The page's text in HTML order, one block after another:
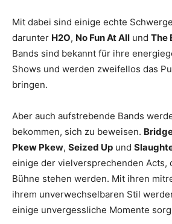
Mit dabei sind einige echte
darunter H2O, No Fun At All und The
Bands sind bekannt für ihre
Shows und werden zweifellos das
bringen.
Aber auch aufstrebende Bands
bekommen, sich zu beweisen.
Pkew Pkew, Seized Up und
einige der vielversprechenden Acts,
Bühne stehen werden. Mit ihren
ihrem unverwechselbaren Stil
einige unvergessliche Momente